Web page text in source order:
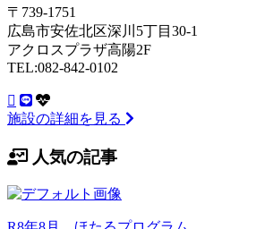
〒739-1751
広島市安佐北区深川5丁目30-1
アクロスプラザ高陽2F
TEL:082-842-0102
施設の詳細を見る
人気の記事